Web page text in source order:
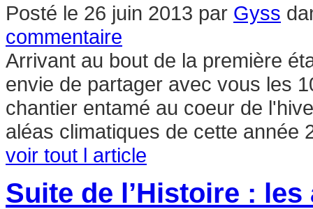
Posté le 26 juin 2013 par Gyss
commentaire
Arrivant au bout de la première
envie de partager avec vous les
chantier entamé au coeur de
aléas climatiques de cette année
voir tout l article
Suite de l’Histoire : les